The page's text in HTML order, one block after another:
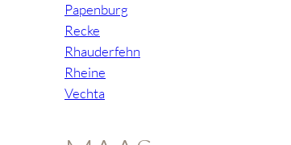
Papenburg
Recke
Rhauderfehn
Rheine
Vechta